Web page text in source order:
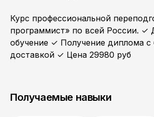
Курс профессиональной
программист» по всей России. ✓
обучение ✓ Получение диплома с
доставкой ✓ Цена 29980 руб
Получаемые навыки